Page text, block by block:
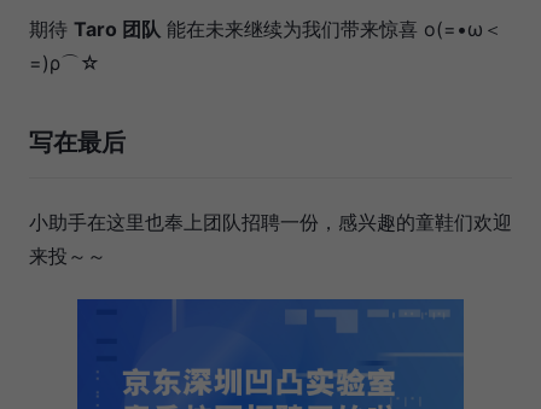
期待 Taro 团队 能在未来继续为我们带来惊喜 ο(=•ω＜
=)ρ⌒☆
写在最后
小助手在这里也奉上团队招聘一份，感兴趣的童鞋们欢迎
来投～～